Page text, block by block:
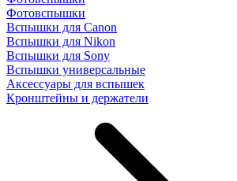
Фотовспышки
Вспышки для Canon
Вспышки для Nikon
Вспышки для Sony
Вспышки универсальные
Аксесcуары для вспышек
Кронштейны и держатели